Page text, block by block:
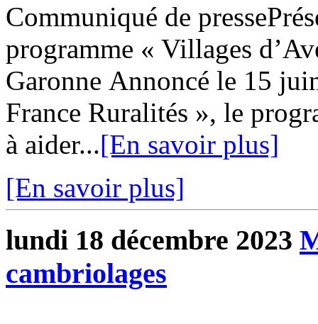
Communiqué de
programme « Villages
Garonne Annoncé le 15
France Ruralités », le
à aider...[En savoir plus]
[En savoir plus]
lundi 18 décembre 2023
cambriolages